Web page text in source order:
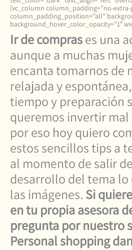
[vc_column column_padding=”no-extra-
column_padding_position=”all”
background_hover_color_opacity=”1″
Ir de comprases una
aunque a muchas
encanta tomarnos de
relajada y
tiempo y preparación
queremos invertir
por eso hoy quiero
estos sencillos tips a
al momento de salir
desarrollo del tema lo
las imágenes. Si
en tu propia asesora
pregunta por nuestro
Personal shopping